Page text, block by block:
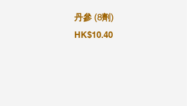
丹參 (8劑)
HK$10.40